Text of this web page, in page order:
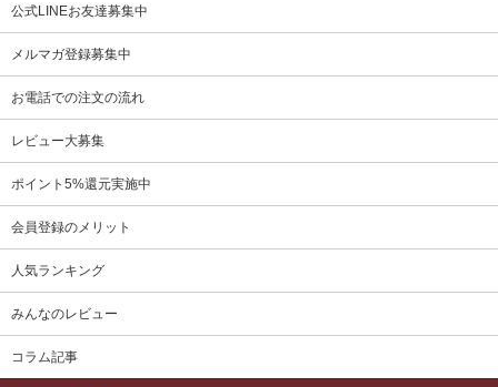
公式LINEお友達募集中
メルマガ登録募集中
お電話での注文の流れ
レビュー大募集
ポイント5%還元実施中
会員登録のメリット
人気ランキング
みんなのレビュー
コラム記事